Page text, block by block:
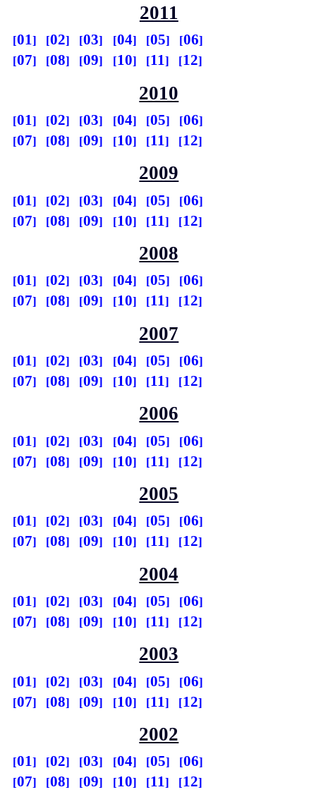
2011
01 02 03 04 05
06
07
08 09 10 11 12
2010
01 02 03 04 05
06
07
08 09 10 11 12
2009
01 02 03 04 05
06
07
08 09 10 11 12
2008
01 02 03 04 05
06
07
08 09 10 11 12
2007
01 02 03 04 05
06
07
08 09 10 11 12
2006
01 02 03 04 05
06
07
08 09 10 11 12
2005
01 02 03 04 05
06
07
08 09 10 11 12
2004
01 02 03 04 05
06
07
08 09 10 11 12
2003
01 02 03 04 05
06
07
08 09 10 11 12
2002
01 02 03 04 05
06
07
08 09 10 11 12